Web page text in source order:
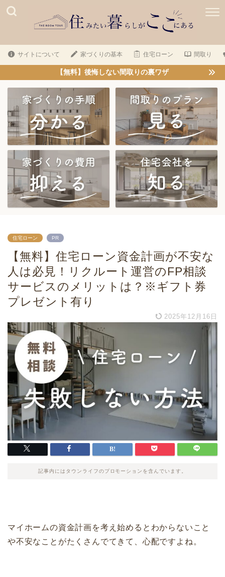
サイトについて 家づくりの基本 住宅ローン 間取り
【無料】後悔しない間取りの裏ワザ
住宅ローン PR
【無料】住宅ローン資金計画が不安な
人は必見！リクルート運営のFP相談
サービスのメリットは？※ギフト券
プレゼント有り
2025年12月16日
記事内にはタウンライフのプロモーションを含んでいます。
マイホームの資金計画を考え始めるとわからないこと
や不安なことがたくさんでてきて、心配ですよね。